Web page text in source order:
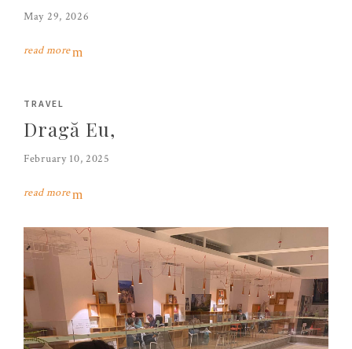
May 29, 2026
read more
TRAVEL
Dragă Eu,
February 10, 2025
read more